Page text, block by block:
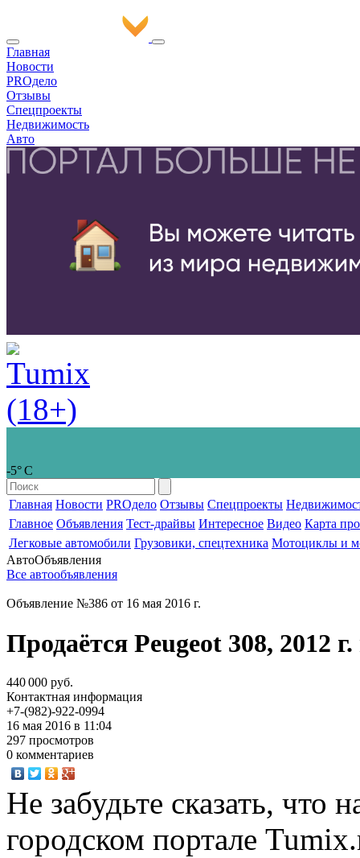
Главная
Новости
PROдело
Отзывы
Спецпроекты
Недвижимость
Авто
-5° С
Главная Новости PROдело Отзывы Спецпроекты
Главное Объявления Тест-драйвы Интересное Видео Карта
Легковые автомобили Грузовики, спецтехника Мотоциклы и
АвтоОбъявления
Все автообъявления
Объявление №386 от 16 мая 2016 г.
Продаётся Peugeot 308, 2012 г.
440 000 руб.
Контактная информация
+7-(982)-922-0994
16 мая 2016 в 11:04
297 просмотров
0 комментариев
Не забудьте сказать, что
городском портале